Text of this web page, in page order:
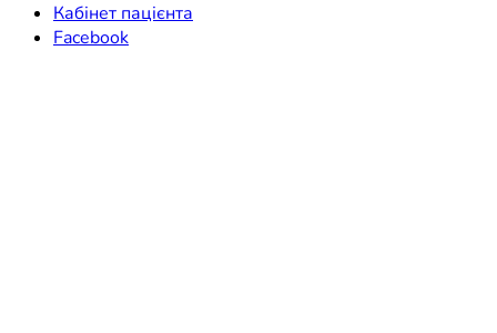
Кабінет пацієнта
Facebook